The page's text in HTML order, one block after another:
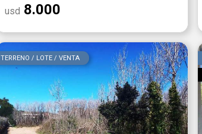
usd 8.000
TERRENO / LOTE / VENTA